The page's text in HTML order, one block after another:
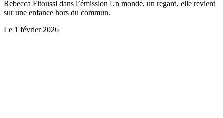
Rebecca Fitoussi dans l’émission Un monde, un regard, elle revient
sur une enfance hors du commun.
Le 1 février 2026